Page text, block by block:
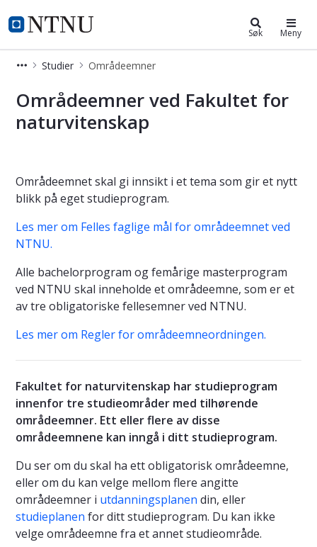
NTNU Hjemmeside
Fakultet for naturvitenskapSøk Meny
Studier Områdeemner
Områdeemner ved Fakultet for
Områdeemner ved Fakultet for
naturvitenskap
Områdeemnet skal gi innsikt i et tema som gir et nytt
blikk på eget studieprogram.
Les mer om Felles faglige mål for områdeemnet ved
NTNU.
Alle bachelorprogram og femårige masterprogram
ved NTNU skal inneholde et områdeemne, som er et
av tre obligatoriske fellesemner ved NTNU.
Les mer om Regler for områdeemneordningen.
Fakultet for naturvitenskap har studieprogram
innenfor tre studieområder med tilhørende
områdeemner. Ett eller flere av disse
områdeemnene kan inngå i ditt studieprogram.
Du ser om du skal ha ett obligatorisk områdeemne,
eller om du kan velge mellom flere angitte
områdeemner i utdanningsplanen din, eller
studieplanen for ditt studieprogram. Du kan ikke
velge områdeemne fra et annet studieområde.